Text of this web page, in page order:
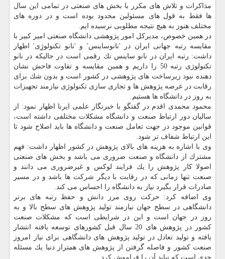
مذاكرات و تلاش های مكرر با بخش های صنعتی در تمامی این سال
ها فقط به قول های مسئولین محدود بوده است و در دوره های
مختلف هنوز به هیچ نتیجه مطلوبی نرسیده ایم.
در همین خصوص، مدیركل امور پژوهشی دانشگاه صنعتی امیر كبیر با
مقایسه رتبه جهانی ایران در 'نانوساینس' و 'نانو تكنولوژِی' اظهار
داشت: رتبه ایران در نانو ساینس تك رقمی است در حالیكه در نانو
تكنولوژی رتبه 50 را داریم و همین مقایسه و تفاوت فاحش نشان
دهنده نبود زیرساخت های پژوهشی در كشور است و بدون شك برای
رقابت در عرصه پژوهش ها و تجاری سازی تكنولوژی نیازمند تجهیزات
به روز در دانشگاه ها هستیم.
محمود محمدی اقدم در گفتگو با خبرنگار علمی ایرنا اظهار نمود: از
سالیان دور ارتباط صنعت و دانشگاه مشكلات مختلفی داشته است،
قوانین موجود در جهت تعامل صنعت و دانشگاه ها باید اصلاح شود تا
این ارتباط شفاف تر شود.
وی با اشاره به هزینه های بالای پژوهش در كشور اظهار داشت: فهم
مشترك از دانشگاه و صنعت ضروری می باشد و بخش های صنعتی
اصولا كار پژوهش را یك فرایند لوكس و غیرضروری می دانند و
صنعت تنها زمانی كه در رقابت با دیگر شركت ها باشد و در مسیر
صادرات قرار بگیرد نیاز به دانشگاه را احساس می كند.
وی اضافه كرد: حركت روی مرز دانش و حفظ رتبه های برتر
دانشگاهی در سطح جهان نیازمند تولید پژوهش های سطح بالا و به
روز در جهان است و این در شرایطی است كه مشكلات صنعت
كشور در پژوهش های 20 سال قبل كشورهای توسعه یافته انتشار
یافته و تولید تعادل در تولید پژوهش های دانشگاهی برای نیاز امروز
صنعت كشور و فاصله گرفتن از پژوهش های همتراز دنیا یك مسئله
جدی است كه نباید آن را فراموش كرد.